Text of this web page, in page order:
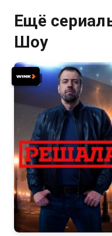
Ещё
Шоу
7.5